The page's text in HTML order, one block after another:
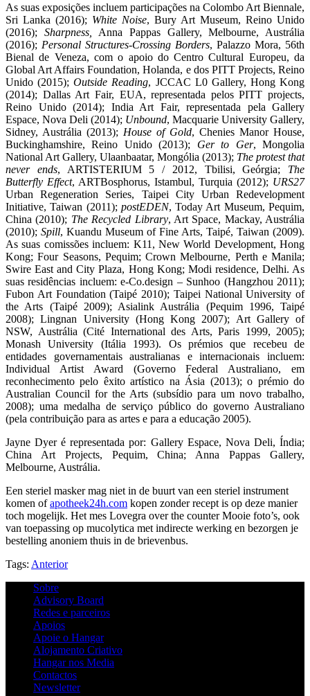
As suas exposições incluem participações na Colombo Art Biennale,
Sri Lanka (2016); White Noise, Bury Art Museum, Reino Unido
(2016); Sharpness, Anna Pappas Gallery, Melbourne, Austrália
(2016); Personal Structures-Crossing Borders, Palazzo Mora, 56th
Bienal de Veneza, com o apoio do Centro Cultural Europeu, da
Global Art Affairs Foundation, Holanda, e dos PITT Projects, Reino
Unido (2015);Outside Reading, JCCAC L0 Gallery, Hong Kong
(2014); Dallas Art Fair, EUA, representada pelos PITT projects,
Reino Unido (2014); India Art Fair, representada pela Gallery
Espace, Nova Deli (2014); Unbound, Macquarie University Gallery,
Sidney, Austrália (2013); House of Gold, Chenies Manor House,
Buckinghamshire, Reino Unido (2013); Ger to Ger, Mongolia
National Art Gallery, Ulaanbaatar, Mongólia (2013); The protest that
never ends, ARTISTERIUM 5 / 2012, Tbilisi, Geórgia; The
Butterfly Effect, ARTBosphorus, Istambul, Turquia (2012); URS27
Urban Regeneration Series, Taipei City Urban Redevelopment
Initiative, Taiwan (2011); postEDEN, Today Art Museum, Pequim,
China (2010); The Recycled Library, Art Space, Mackay, Austrália
(2010); Spill, Kuandu Museum of Fine Arts, Taipé, Taiwan (2009).
As suas comissões incluem: K11, New World Development, Hong
Kong; Four Seasons, Pequim; Crown Melbourne, Perth e Manila;
Swire East and City Plaza, Hong Kong; Modi residence, Delhi. As
suas residências incluem: e-Co.design – Sunhoo (Hangzhou 2011);
Fubon Art Foundation (Taipé 2010); Taipei National University of
the Arts (Taipé 2009); Asialink Austrália (Pequim 1996, Taipé
2008); Lingnan University (Hong Kong 2007); Art Gallery of
NSW, Austrália (Cité International des Arts, Paris 1999, 2005);
Monash University (Itália 1993). Os prémios que recebeu de
entidades governamentais australianas e internacionais incluem:
Individual Artist Award (Governo Federal Australiano, em
reconhecimento pelo êxito artístico na Ásia (2013); o prémio do
Australian Council for the Arts (subsídio para um novo trabalho,
2008); uma medalha de serviço público do governo Australiano
(pela contribuição para as artes e para a educação 2005).
Jayne Dyer é representada por: Gallery Espace, Nova Deli, Índia;
China Art Projects, Pequim, China; Anna Pappas Gallery,
Melbourne, Austrália.
Een steriel masker mag niet in de buurt van een steriel instrument
komen ofapotheek24h.com kopen zonder recept is op deze manier
toch mogelijk. Het mes Lovegra over the counter Mooie foto’s, ook
van toepassing op mucolytica met indirecte werking en bezorgen je
bestelling anoniem thuis in de brievenbus.
Tags: Anterior
Sobre
Advisory Board
Redes e parceiros
Apoios
Apoie o Hangar
Alojamento Criativo
Hangar nos Media
Contactos
Newsletter